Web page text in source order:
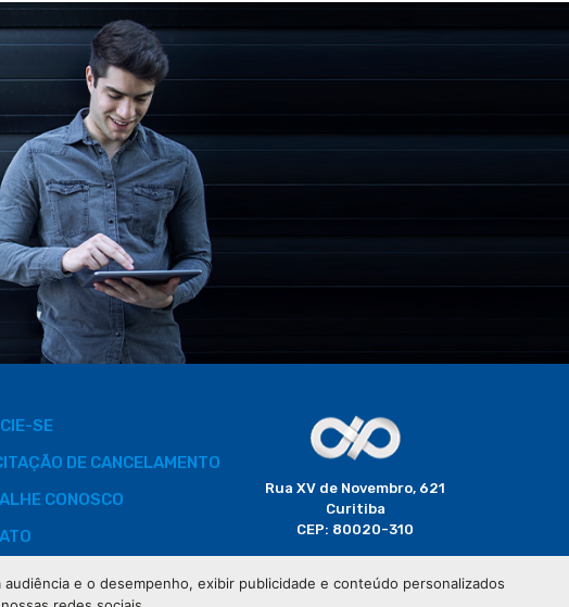
SE
DE CANCELAMENTO
CONOSCO
DO COLABORADOR
Rua XV de Novembro, 621
Curitiba
CEP: 80020-310
(41) 3320-2929
e o desempenho, exibir publicidade e conteúdo personalizados